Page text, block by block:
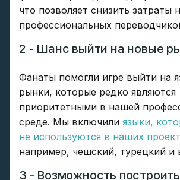
что позволяет снизить затраты
профессиональных
2 - Шанс выйти на новые
Фанаты помогли игре выйти на
рынки, которые редко являются
приоритетными в нашей
среде. Мы включили языки,
не используются в наших
например, чешский, турецкий и
3 - Возможность построить